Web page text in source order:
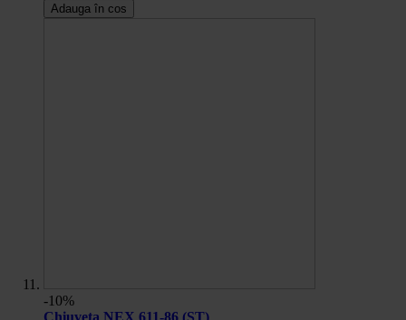
Adauga în cos
-10%
Chiuveta NEX 611-86 (ST)